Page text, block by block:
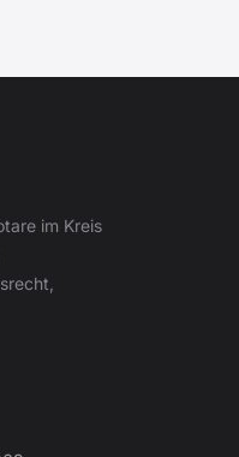
im Kreis